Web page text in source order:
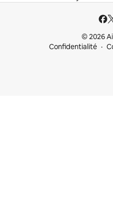
© 2026
Confidentialité